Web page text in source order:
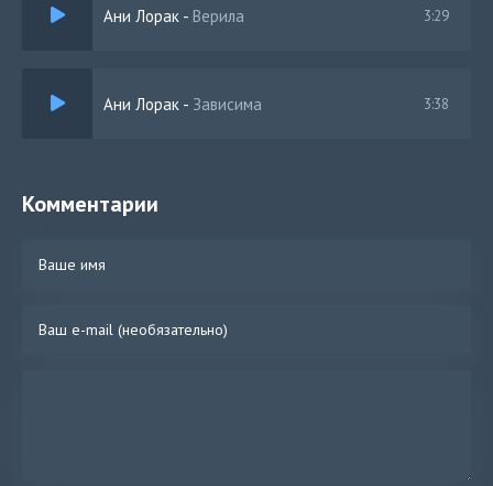
Ани Лорак - Верила 3:29
Ани Лорак - Зависима 3:38
Комментарии